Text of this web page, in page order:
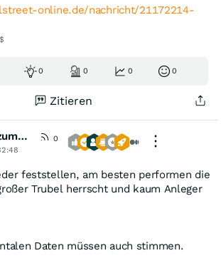
online.de/nachricht/21172214-
0 0 0 0
Zitieren
GuteMinezumBoersenspiel
0
feststellen, am besten performen die
Trubel herrscht und kaum Anleger
Daten müssen auch stimmen.